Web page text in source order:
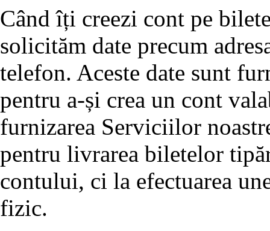
Când îți creezi cont pe
solicităm date precum
telefon. Aceste date sunt
pentru a-și crea un cont
furnizarea Serviciilor
pentru livrarea biletelor
contului, ci la efectuarea
fizic.